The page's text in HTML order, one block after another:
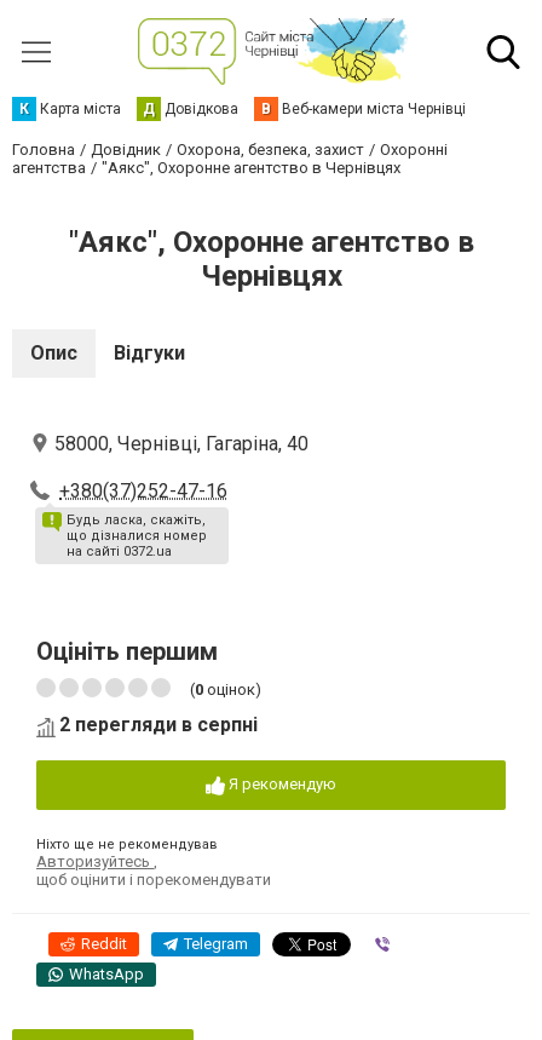
К Карта міста Д Довідкова В Веб-камери міста Чернівці
Головна Довідник Охорона, безпека, захист
Охоронні
агентства
"Аякс", Охоронне агентство в Чернівцях
"Аякс", Охоронне агентство в
Чернівцях
Опис Відгуки
58000, Чернівці, Гагаріна, 40
+380(37)252-47-16
Будь ласка, скажіть,
що дізналися номер
на сайті 0372.ua
Оцініть першим
(0 оцінок)
2 перегляди в серпні
Я рекомендую
Ніхто ще не рекомендував
Авторизуйтесь
щоб оцінити і порекомендувати
Reddit Telegram
WhatsApp